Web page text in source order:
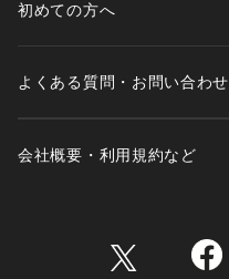
初めての方へ
よくある質問・お問い合わせ
会社概要・利用規約など